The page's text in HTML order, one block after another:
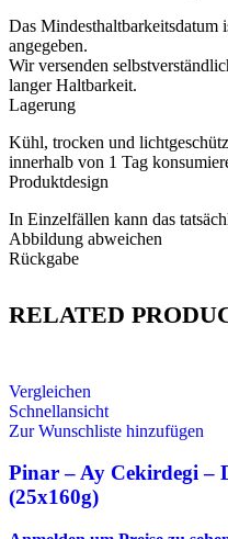
Das Mindesthaltbarkeitsdatum
angegeben.
Wir versenden
langer Haltbarkeit.
Lagerung
Kühl, trocken und
innerhalb von 1 Tag
Produktdesign
In Einzelfällen kann das
Abbildung abweichen
Rückgabe
RELATED
Vergleichen
Schnellansicht
Zur Wunschliste hinzufügen
Pinar – Ay Cekirdegi –
(25x160g)